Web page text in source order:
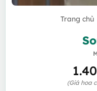
Trang chủ
(Giá hoa